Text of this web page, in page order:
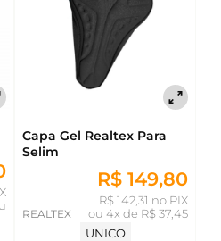
Capa Gel Realtex Para
Selim
R$ 149,80
R$ 142,31 no PIX
ou 4x de R$ 37,45
REALTEX
UNICO